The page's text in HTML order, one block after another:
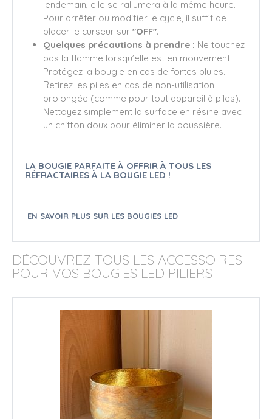
lendemain, elle se rallumera à la même heure.
Pour arrêter ou modifier le cycle, il suffit de
placer le curseur sur "OFF".
Quelques précautions à prendre : Ne touchez
pas la flamme lorsqu’elle est en mouvement.
Protégez la bougie en cas de fortes pluies.
Retirez les piles en cas de non-utilisation
prolongée (comme pour tout appareil à piles).
Nettoyez simplement la surface en résine avec
un chiffon doux pour éliminer la poussière.
LA BOUGIE PARFAITE À OFFRIR À TOUS LES
RÉFRACTAIRES À LA BOUGIE LED !
EN SAVOIR PLUS SUR LES BOUGIES LED
DÉCOUVREZ TOUS LES ACCESSOIRES
POUR VOS BOUGIES LED PILIERS